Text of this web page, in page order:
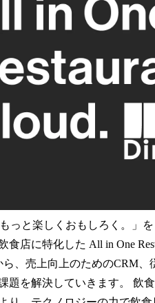
っと楽しくおもしろく。」
店に特化した All in One
、売上向上のためのCRM
題を解決していきます。 飲